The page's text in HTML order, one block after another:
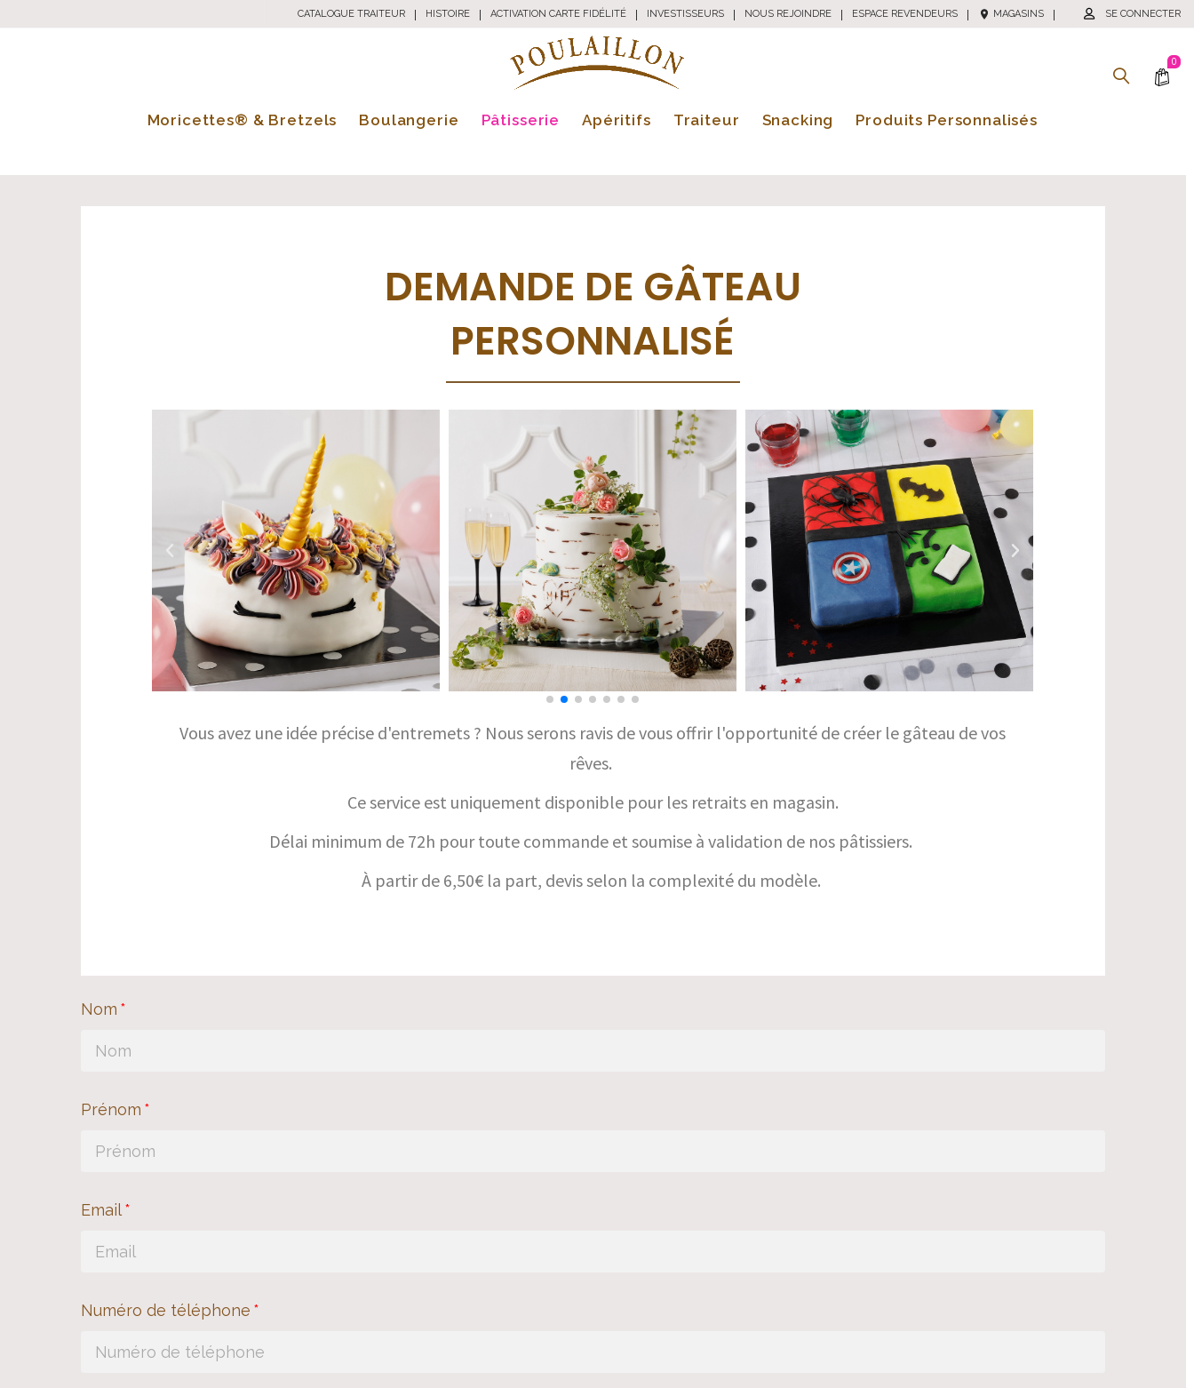
CATALOGUE TRAITEUR HISTOIRE ACTIVATION CARTE FIDÉLITÉ INVESTISSEURS NOUS REJOINDRE ESPACE REVENDEURS MAGASINS SE CONNECTER
0
Moricettes® & Bretzels Boulangerie Pâtisserie Apéritifs Traiteur Snacking Produits Personnalisés
DEMANDE DE GÂTEAU
PERSONNALISÉ
Vous avez une idée précise d'entremets ? Nous serons ravis de vous offrir l'opportunité de créer le gâteau de vos
rêves.
Ce service est uniquement disponible pour les retraits en magasin.
Délai minimum de 72h pour toute commande et soumise à validation de nos pâtissiers.
À partir de 6,50€ la part, devis selon la complexité du modèle.
Nom
Prénom
Email
Numéro de téléphone